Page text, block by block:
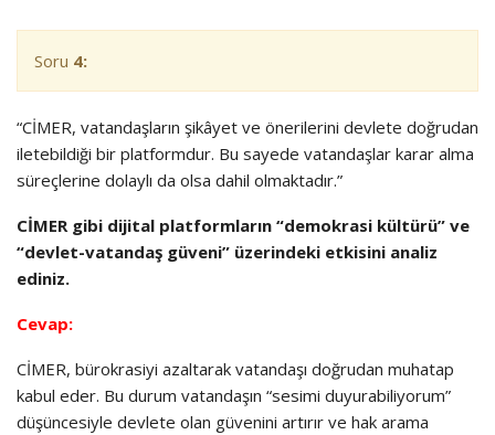
Soru 4:
“CİMER, vatandaşların şikâyet ve önerilerini devlete doğrudan
iletebildiği bir platformdur. Bu sayede vatandaşlar karar alma
süreçlerine dolaylı da olsa dahil olmaktadır.”
CİMER gibi dijital platformların “demokrasi kültürü” ve
“devlet-vatandaş güveni” üzerindeki etkisini analiz
ediniz.
Cevap:
CİMER, bürokrasiyi azaltarak vatandaşı doğrudan muhatap
kabul eder. Bu durum vatandaşın “sesimi duyurabiliyorum”
düşüncesiyle devlete olan güvenini artırır ve hak arama